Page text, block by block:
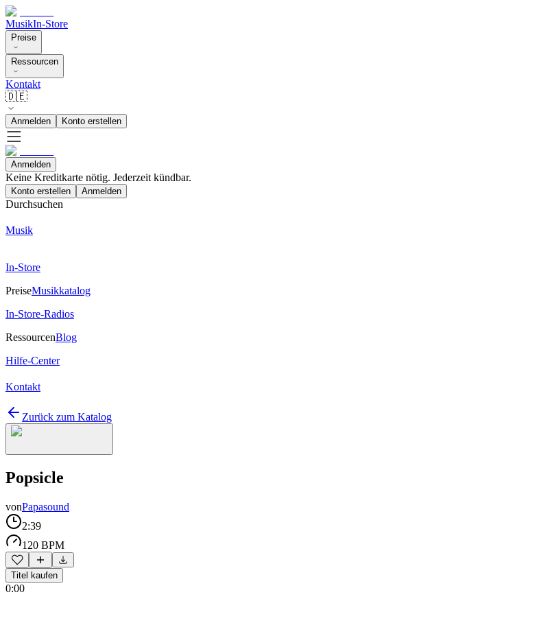
MusikIn-Store
Preise
Ressourcen
Kontakt
🇩🇪
Anmelden Konto erstellen
Anmelden
Keine Kreditkarte nötig. Jederzeit kündbar.
Konto erstellen Anmelden
Durchsuchen
Musik
In-Store
PreiseMusikkatalog
In-Store-Radios
RessourcenBlog
Hilfe-Center
Kontakt
Zurück zum Katalog
Popsicle
vonPapasound
2:39
120 BPM
Titel kaufen
0:00